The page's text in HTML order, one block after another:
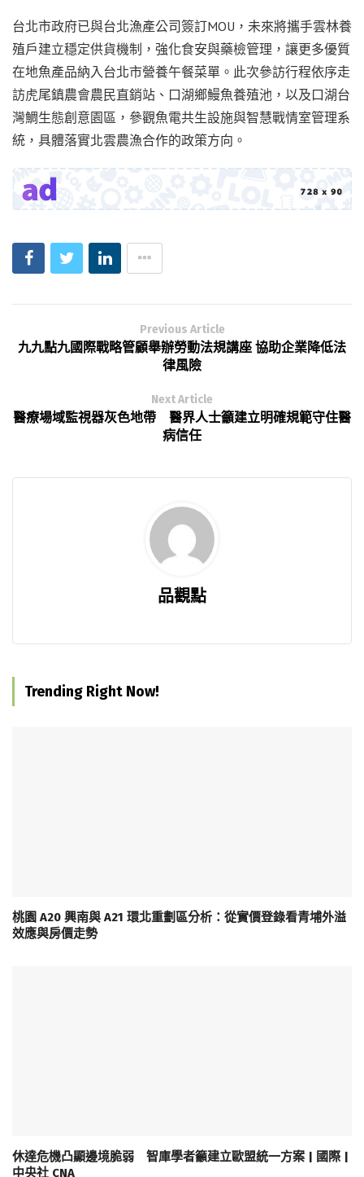
台北市政府已與台北漁產公司簽訂MOU，未來將攜手雲林養
殖戶建立穩定供貨機制，強化食安與藥檢管理，讓更多優質
在地魚產品納入台北市營養午餐菜單。此次參訪行程依序走
訪虎尾鎮農會農民直銷站、口湖鄉鰻魚養殖池，以及口湖台
灣鯛生態創意園區，參觀魚電共生設施與智慧戰情室管理系
統，具體落實北雲農漁合作的政策方向。
Previous Article
九九點九國際戰略管顧舉辦勞動法規講座 協助企業降低法
律風險
Next Article
醫療場域監視器灰色地帶 醫界人士籲建立明確規範守住醫
病信任
品觀點
Trending Right Now!
桃園 A20 興南與 A21 環北重劃區分析：從實價登錄看青埔外溢
效應與房價走勢
休達危機凸顯邊境脆弱 智庫學者籲建立歐盟統一方案 | 國際 |
中央社 CNA